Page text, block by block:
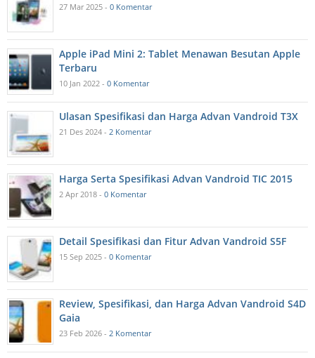
27 Mar 2025 - 0 Komentar
Apple iPad Mini 2: Tablet Menawan Besutan Apple
Terbaru
10 Jan 2022 - 0 Komentar
Ulasan Spesifikasi dan Harga Advan Vandroid T3X
21 Des 2024 - 2 Komentar
Harga Serta Spesifikasi Advan Vandroid TIC 2015
2 Apr 2018 - 0 Komentar
Detail Spesifikasi dan Fitur Advan Vandroid S5F
15 Sep 2025 - 0 Komentar
Review, Spesifikasi, dan Harga Advan Vandroid S4D
Gaia
23 Feb 2026 - 2 Komentar